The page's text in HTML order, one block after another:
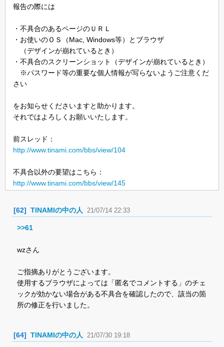
報告の際には
・不具合のあるページのＵＲＬ
・お使いのＯＳ（Mac, Windows等）とブラウザ
（デザインが崩れているとき）
・不具合のスクリーンショット（デザインが崩れているとき）
※パスワード等の重要な個人情報が写らないようご注意くだ
さい
をお知らせくださいますと助かります。
それではよろしくお願いいたします。
前スレッド：
http://www.tinami.com/bbs/view/104
不具合以外の要望はこちら：
http://www.tinami.com/bbs/view/145
[62] TINAMIの中の人 21/07/14 22:33
>>61
wzさん
ご指摘ありがとうございます。
使用するブラウザによっては「匿名でコメントする」のチェ
ックが効かない場合がある不具合を確認したので、該当の箇
所の修正を行いました。
[64] TINAMIの中の人 21/07/30 19:18